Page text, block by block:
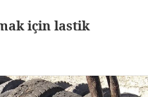
için lastik